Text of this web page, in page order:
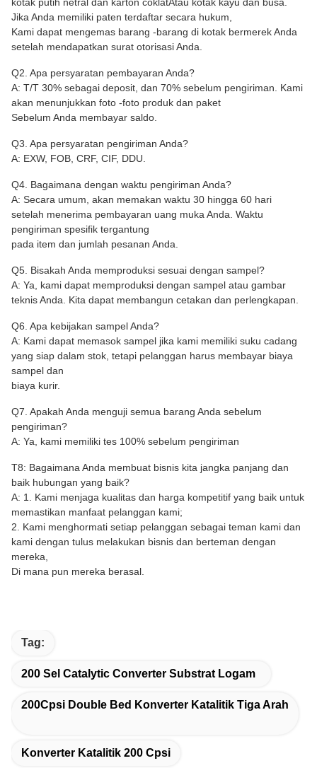
Jika Anda memiliki paten terdaftar secara hukum,
Kami dapat mengemas barang -barang di kotak bermerek Anda
setelah mendapatkan surat otorisasi Anda.
Q2. Apa persyaratan pembayaran Anda?
A: T/T 30% sebagai deposit, dan 70% sebelum pengiriman. Kami
akan menunjukkan foto -foto produk dan paket
Sebelum Anda membayar saldo.
Q3. Apa persyaratan pengiriman Anda?
A: EXW, FOB, CRF, CIF, DDU.
Q4. Bagaimana dengan waktu pengiriman Anda?
A: Secara umum, akan memakan waktu 30 hingga 60 hari
setelah menerima pembayaran uang muka Anda. Waktu
pengiriman spesifik tergantung
pada item dan jumlah pesanan Anda.
Q5. Bisakah Anda memproduksi sesuai dengan sampel?
A: Ya, kami dapat memproduksi dengan sampel atau gambar
teknis Anda. Kita dapat membangun cetakan dan perlengkapan.
Q6. Apa kebijakan sampel Anda?
A: Kami dapat memasok sampel jika kami memiliki suku cadang
yang siap dalam stok, tetapi pelanggan harus membayar biaya
sampel dan
biaya kurir.
Q7. Apakah Anda menguji semua barang Anda sebelum
pengiriman?
A: Ya, kami memiliki tes 100% sebelum pengiriman
T8: Bagaimana Anda membuat bisnis kita jangka panjang dan
baik hubungan yang baik?
A: 1. Kami menjaga kualitas dan harga kompetitif yang baik untuk
memastikan manfaat pelanggan kami;
2. Kami menghormati setiap pelanggan sebagai teman kami dan
kami dengan tulus melakukan bisnis dan berteman dengan
mereka,
Di mana pun mereka berasal.
Tag:
200 Sel Catalytic Converter Substrat Logam
200Cpsi Double Bed Konverter Katalitik Tiga Arah
Konverter Katalitik 200 Cpsi